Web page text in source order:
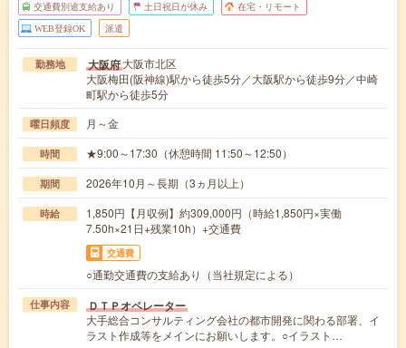
交通費別途支給あり 土日祝日が休み 在宅・リモート
WEB登録OK 派遣
勤務地 大阪府大阪市北区
大阪梅田(阪神線)駅から徒歩5分／大阪駅から徒歩9分／中崎
町駅から徒歩5分
曜日頻度 月～金
時間 ★9:00～17:30（休憩時間 11:50～12:50）
期間 2026年10月～長期（3ヵ月以上）
時給
1,850円【月収例】約309,000円（時給1,850円×実働
7.50h×21日+残業10h）+交通費
交通費
○通勤交通費の支給あり（当社規定による）
仕事内容 ＤＴＰオペレーター
大手総合コンサルティング会社の都市開発に関わる部署、イ
ラスト作成等をメインにお願いします。○イラスト…